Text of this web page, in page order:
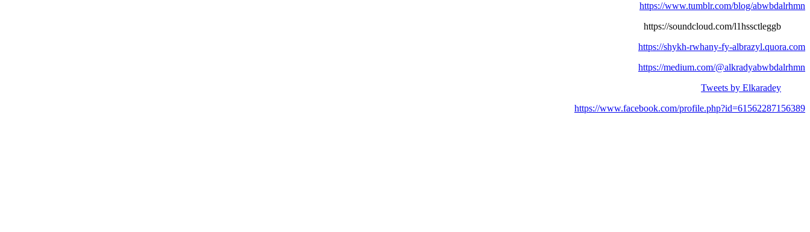
https://www.tumblr.com/blog/abwbdalrhmn
https://soundcloud.com/l1hssctleggb
https://shykh-rwhany-fy-albrazyl.quora.com
https://medium.com/@alkradyabwbdalrhmn
Tweets by Elkaradey
https://www.facebook.com/profile.php?id=61562287156389